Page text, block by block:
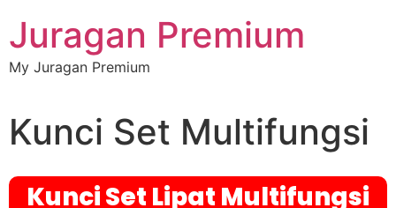
Juragan Premium
My Juragan Premium
Kunci Set Multifungsi
Kunci Set Lipat Multifungsi